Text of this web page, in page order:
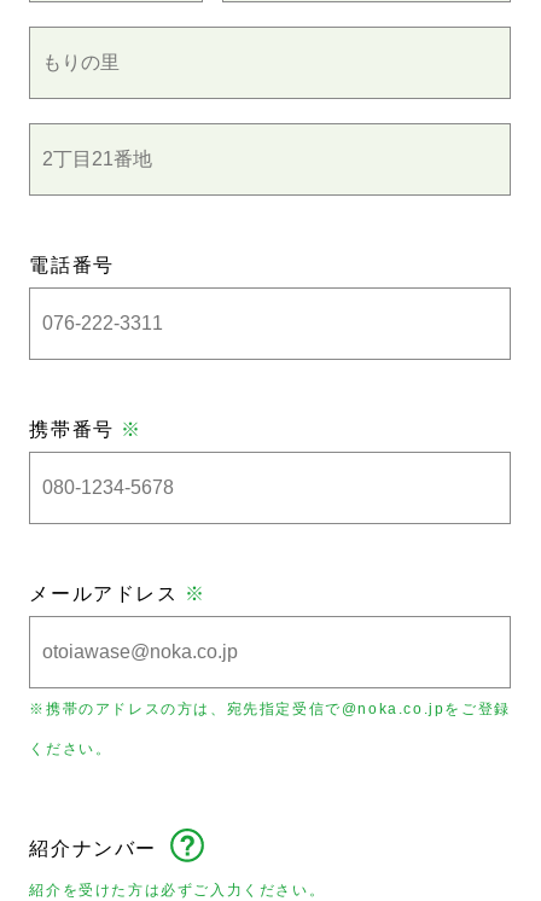
電話番号
携帯番号 ※
メールアドレス ※
※携帯のアドレスの方は、宛先指定受信で@noka.co.jpをご登録
ください。
紹介ナンバー
紹介を受けた方は必ずご入力ください。